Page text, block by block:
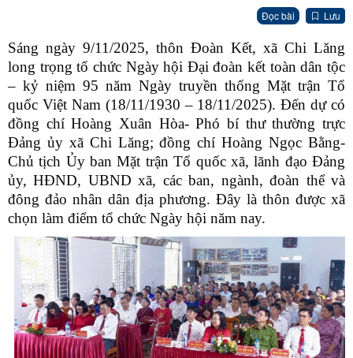
Đọc bài Lưu
Sáng ngày 9/11/2025, thôn Đoàn Kết, xã Chi Lăng
long trọng tổ chức Ngày hội Đại đoàn kết toàn dân tộc
– kỷ niệm 95 năm Ngày truyền thống Mặt trận Tổ
quốc Việt Nam (18/11/1930 – 18/11/2025). Đến dự có
đồng chí Hoàng Xuân Hòa- Phó bí thư thường trực
Đảng ủy xã Chi Lăng; đồng chí Hoàng Ngọc Bằng-
Chủ tịch Ủy ban Mặt trận Tổ quốc xã, lãnh đạo Đảng
ủy, HĐND, UBND xã, các ban, ngành, đoàn thể và
đông đảo nhân dân địa phương. Đây là thôn được xã
chọn làm điểm tổ chức Ngày hội năm nay.